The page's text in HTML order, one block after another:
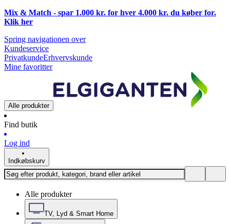
Mix & Match - spar 1.000 kr. for hver 4.000 kr. du køber for.
Klik her
Spring navigationen over
Kundeservice
PrivatkundeErhvervskunde
Mine favoritter
Alle produkter
Find butik
Log ind
Indkøbskurv
Alle produkter
TV, Lyd & Smart Home